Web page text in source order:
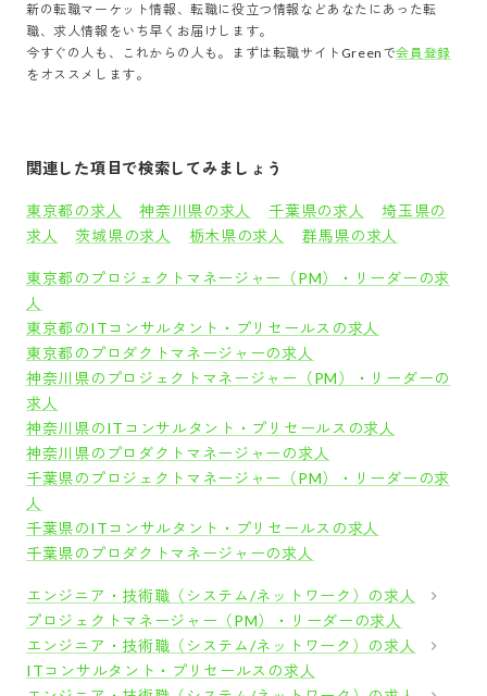
新の転職マーケット情報、転職に役立つ情報などあなたにあった転
職、求人情報をいち早くお届けします。
今すぐの人も、これからの人も。まずは転職サイトGreenで会員登録
をオススメします。
関連した項目で検索してみましょう
東京都の求人 神奈川県の求人 千葉県の求人
埼玉県の
求人
茨城県の求人 栃木県の求人 群馬県の求人
東京都のプロジェクトマネージャー（PM）・リーダーの求
人
東京都のITコンサルタント・プリセールスの求人
東京都のプロダクトマネージャーの求人
神奈川県のプロジェクトマネージャー（PM）・リーダーの
求人
神奈川県のITコンサルタント・プリセールスの求人
神奈川県のプロダクトマネージャーの求人
千葉県のプロジェクトマネージャー（PM）・リーダーの求
人
千葉県のITコンサルタント・プリセールスの求人
千葉県のプロダクトマネージャーの求人
エンジニア・技術職（システム/ネットワーク）の求人
プロジェクトマネージャー（PM）・リーダーの求人
エンジニア・技術職（システム/ネットワーク）の求人
ITコンサルタント・プリセールスの求人